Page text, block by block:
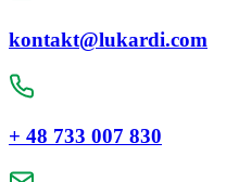
kontakt@lukardi.com
+ 48 733 007 830